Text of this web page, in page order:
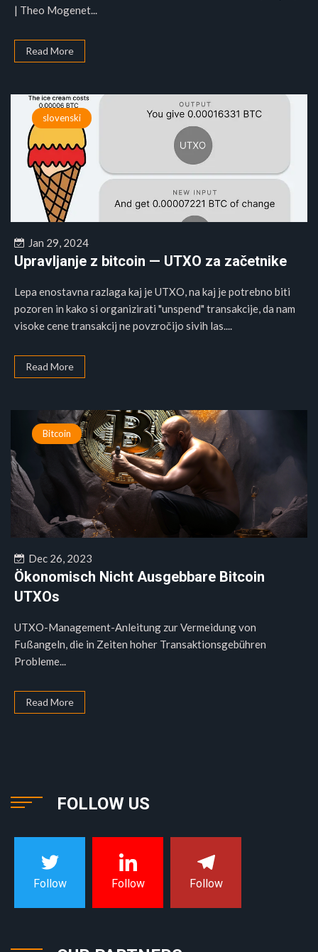
| Theo Mogenet...
Read More
slovenski
Jan 29, 2024
Upravljanje z bitcoin — UTXO za začetnike
Lepa enostavna razlaga kaj je UTXO, na kaj je potrebno biti
pozoren in kako si organizirati "unspend" transakcije, da nam
visoke cene transakcij ne povzročijo sivih las....
Read More
Bitcoin
Dec 26, 2023
Ökonomisch Nicht Ausgebbare Bitcoin
UTXOs
UTXO-Management-Anleitung zur Vermeidung von
Fußangeln, die in Zeiten hoher Transaktionsgebühren
Probleme...
Read More
FOLLOW US
Follow Follow Follow